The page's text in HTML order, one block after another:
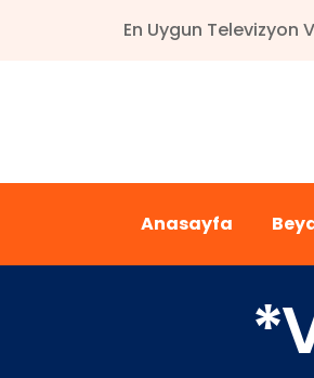
En Uygun Televizyon
Anasayfa